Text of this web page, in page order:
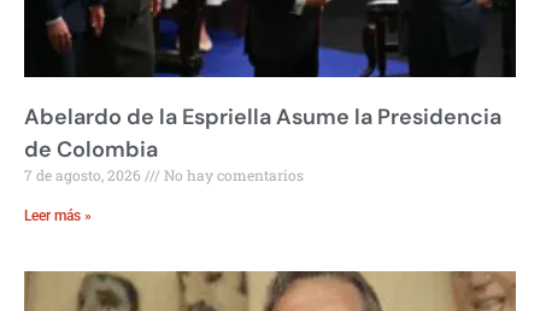
Abelardo de la Espriella Asume la Presidencia
de Colombia
7 de agosto, 2026 No hay comentarios
Leer más »